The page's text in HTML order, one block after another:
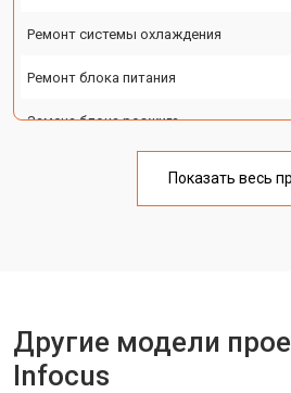
Ремонт системы охлаждения
Ремонт блока питания
Замена блока розжига
Показать весь
Другие модели
Infocus